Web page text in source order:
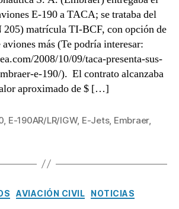
E-190 a TACA; se trataba del
matrícula TI-BCF, con opción de
más (Te podría interesar:
2008/10/09/taca-presenta-sus-
e-190/). El contrato alcanzaba
aproximado de $ […]
E-190AR/LR/IGW, E-Jets, Embraer,
Categorías
AVIACIÓN CIVIL NOTICIAS